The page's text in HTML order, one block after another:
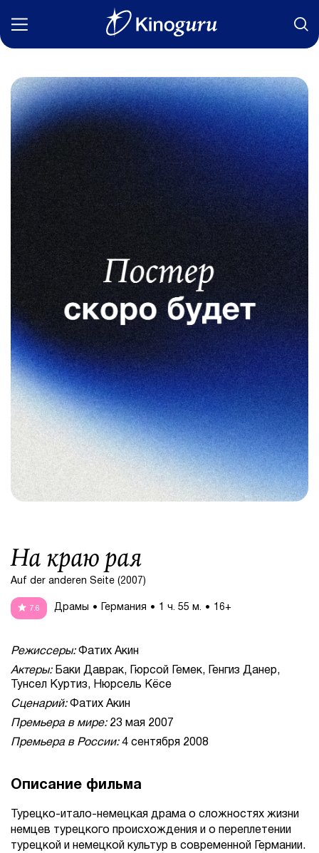
Фильмы
Статьи
Сериалы
Новости
Подборки
Рецензии
О нас
Авторы
На краю рая
Auf der anderen Seite (2007)
7.6 Драмы Германия 1 ч. 55 м. 16+
Режиссеры:Фатих Акин
Актеры:Баки Даврак, Гюрсой Гемек, Генгиз Данер,
Тунсел Куртиз, Нюрсель Кёсе
Сценарий:Фатих Акин
Премьера в мире:23 мая 2007
Премьера в России:4 сентября 2008
Описание фильма
Турецко-итало-немецкая драма о сложностях жизни
немцев турецкого происхождения и о переплетении
турецкой и немецкой культур в современной Германии.